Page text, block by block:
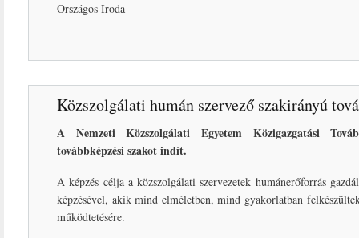
Országos Iroda
Közszolgálati humán szervező szakirányú
A Nemzeti Közszolgálati Egyetem Közigazgatási
továbbképzési szakot indít.
A képzés célja a közszolgálati szervezetek humánerőforrás
képzésével, akik mind elméletben, mind gyakorlatban
működtetésére.